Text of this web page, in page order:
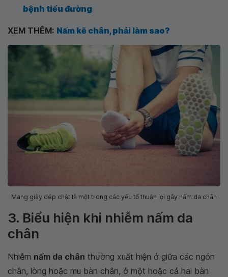
bệnh tiểu đường
XEM THÊM: Nấm kẽ chân, phải làm sao?
Mang giày dép chật là một trong các yếu tố thuận lợi gây nấm da chân
3. Biểu hiện khi nhiễm nấm da
chân
Nhiễm nấm da chân thường xuất hiện ở giữa các ngón
chân, lòng hoặc mu bàn chân, ở một hoặc cả hai bàn